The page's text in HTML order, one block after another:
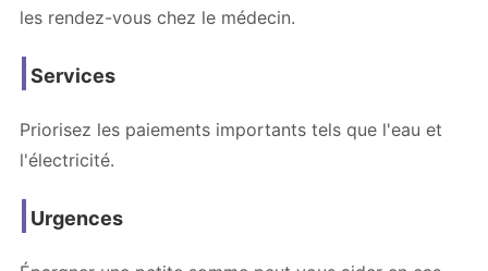
les rendez-vous chez le médecin.
Services
Priorisez les paiements importants tels que l'eau et
l'électricité.
Urgences